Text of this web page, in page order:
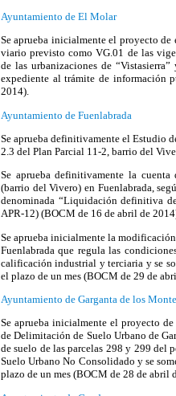
Ayuntamiento de El Molar
Se aprueba inicialmente el proyecto
viario previsto como VG.01 de las
de las urbanizaciones de
expediente al trámite de información
2014).
Ayuntamiento de Fuenlabrada
Se aprueba definitivamente el Estudio
2.3 del Plan Parcial 11-2, barrio del
Se aprueba definitivamente la
(barrio del Vivero) en Fuenlabrada,
denominada “Liquidación definitiva
APR-12) (BOCM de 16 de abril de
Se aprueba inicialmente la
Fuenlabrada que regula las
calificación industrial y terciaria y se
el plazo de un mes (BOCM de 29 de
Ayuntamiento de Garganta de los
Se aprueba inicialmente el proyecto
de Delimitación de Suelo Urbano de
de suelo de las parcelas 298 y 299 del
Suelo Urbano No Consolidado y se
plazo de un mes (BOCM de 28 de abril